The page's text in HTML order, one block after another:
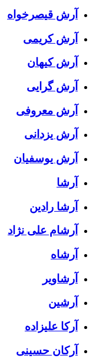
آرش قیصرخواه
آرش کریمی
آرش کیهان
آرش گرایی
آرش معروفی
آرش یزدانی
آرش یوسفیان
آرشا
آرشا رادین
آرشام علی نژاد
آرشاه
آرشاویر
آرشین
آرکا علیزاده
آرکان حسینی